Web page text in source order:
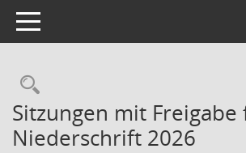
Toggle navigation
Sitzungen mit Freigabe
Niederschrift 2026